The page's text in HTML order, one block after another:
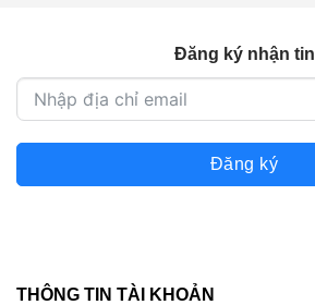
Đăng ký nhận tin
Đăng ký
THÔNG TIN TÀI KHOẢN